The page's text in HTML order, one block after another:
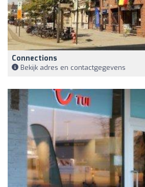
Connections
Bekijk adres en contactgegevens